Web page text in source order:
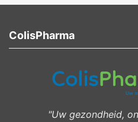
ColisPharma
"Uw gezondheid,